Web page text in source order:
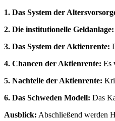
1. Das System der
2. Die institutionelle Geldanlage:
3. Das System der Aktienrente:
4. Chancen der Aktienrente: Es
5. Nachteile der Aktienrente:
6. Das Schweden Modell: Das
Ausblick: Abschließend werden